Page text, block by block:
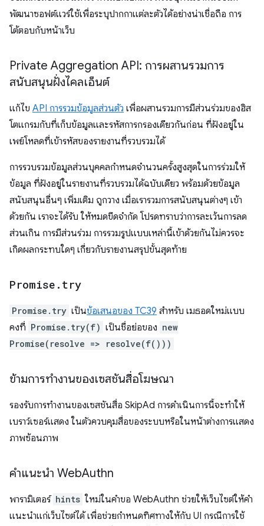
พัฒนาซอฟต์แวร์ใช้เพื่อระบุปากกาแต่ละตัวได้อย่างน่าเชื่อถือ การ
โต้ตอบกับหน้าเว็บ
Private Aggregation API: การผสานรวมการ
สนับสนุนฝั่งไคลเอ็นต์
แก้ไข API การรวมข้อมูลส่วนตัว เพื่อผสานรวมการมีส่วนร่วมของฮิส
โตแกรมกับที่เก็บข้อมูลและรหัสการกรองเดียวกันก่อน ที่ฝังอยู่ใน
เพย์โหลดที่เข้ารหัสของรายงานที่รวบรวมได้
การรวบรวมข้อมูลส่วนบุคคลกำหนดจำนวนครั้งสูงสุดในการร่วมให้
ข้อมูล ที่ฝังอยู่ในรายงานที่รวบรวมได้ฉบับเดียว พร้อมด้วยข้อมูล
สนับสนุนอื่นๆ เพิ่มเติม ถูกวาง เมื่อเรารวมการสนับสนุนต่างๆ เข้า
ด้วยกัน เราจะได้รับ ให้หมดขีดจำกัด โปรดทราบว่าการละเว้นการลด
ส่วนเกิน การมีส่วนร่วม การรวมรูปแบบเหล่านี้เข้าด้วยกันไม่ควรจะ
เกิดผลกระทบใดๆ เกี่ยวกับรายงานสรุปขั้นสุดท้าย
Promise . try
Promise.try เป็นข้อเสนอของ TC39 สำหรับ เมธอดใหม่แบบ
คงที่ Promise.try(f) เป็นชื่อย่อของ new
Promise(resolve => resolve(f()))
ข้ามการทำงานของเซสชันสื่อโฆษณา
รองรับการทำงานของเซสชันสื่อ SkipAd การดำเนินการนี้จะทำให้
เบราว์เซอร์แสดง ในตัวควบคุมสื่อของระบบหรือในหน้าต่างการแสดง
ภาพซ้อนภาพ
คําแนะนํา WebAuthn
พารามิเตอร์ hints ใหม่ในคำขอ WebAuthn ช่วยให้เว็บไซต์ให้คำ
แนะนำแก่เว็บไซต์ได้ เพื่อช่วยกำหนดทิศทางให้กับ UI กรณีการใช้